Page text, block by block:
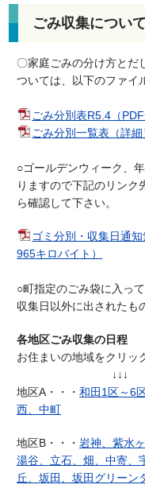
ごみ収集について
〇家庭ごみの分け方とだ
ついては、以下のファイ
ごみ分別表R5.4（
ごみ分別一覧表（詳
○ゴールデンウィーク、
りますので下記のリンク
ら確認して下さい。
ゴミ分別・収集日通
965キロバイト）
○町指定のごみ袋に入っ
収集日以外に出されたも
各地区ごみ収集の日程
お住まいの地域をクリッ
↓↓↓
地区A・・・和田1区～6
西、中町
地区B・・・岩神、紫水
湯谷、立石、畑、中寄、
丘、坂田、坂田グリーン